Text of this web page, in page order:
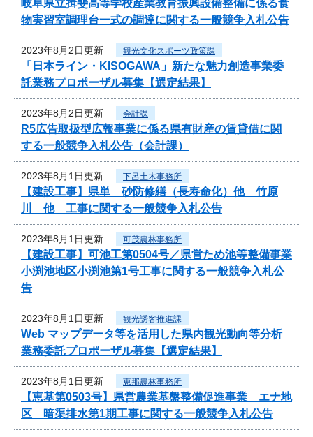
岐阜県立揖斐高等学校産業教育振興設備整備に係る食
物実習室調理台一式の調達に関する一般競争入札公告
2023年8月2日更新 観光文化スポーツ政策課
「日本ライン・KISOGAWA」新たな魅力創造事業委
託業務プロポーザル募集【選定結果】
2023年8月2日更新 会計課
R5広告取扱型広報事業に係る県有財産の賃貸借に関
する一般競争入札公告（会計課）
2023年8月1日更新 下呂土木事務所
【建設工事】県単 砂防修繕（長寿命化）他 竹原
川 他 工事に関する一般競争入札公告
2023年8月1日更新 可茂農林事務所
【建設工事】可池工第0504号／県営ため池等整備事業
小渕池地区小渕池第1号工事に関する一般競争入札公
告
2023年8月1日更新 観光誘客推進課
Web マップデータ等を活用した県内観光動向等分析
業務委託プロポーザル募集【選定結果】
2023年8月1日更新 恵那農林事務所
【恵基第0503号】県営農業基盤整備促進事業 エナ地
区 暗渠排水第1期工事に関する一般競争入札公告